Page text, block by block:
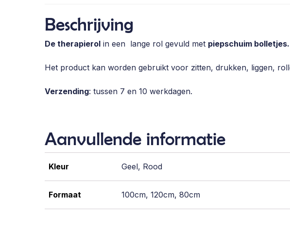
Beschrijving
De therapierol in een lange rol gevuld met piepschuim bolletjes.
Het product kan worden gebruikt voor zitten, drukken, liggen,
Verzending: tussen 7 en 10 werkdagen.
Aanvullende informatie
Kleur Geel, Rood
Formaat 100cm, 120cm, 80cm